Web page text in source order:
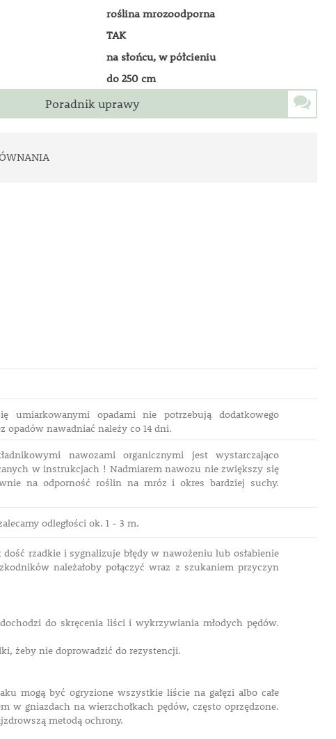
roślina mrozoodporna
TAK
na słońcu, w półcieniu
do 250 cm
Poradnik uprawy
umiarkowanymi opadami nie potrzebują dodatkowego
opadów nawadniać należy co 14 dni.
nawozami organicznymi jest wystarczająco
w instrukcjach ! Nadmiarem nawozu nie zwiększy się
na odporność roślin na mróz i okres bardziej suchy.
odległości ok. 1 - 3 m.
rzadkie i sygnalizuje błędy w nawożeniu lub osłabienie
należałoby połączyć wraz z szukaniem przyczyn
do skręcenia liści i wykrzywiania młodych pędów.
żeby nie doprowadzić do rezystencji.
mogą być ogryzione wszystkie liście na gałęzi albo całe
w gniazdach na wierzchołkach pędów, często oprzędzone.
metodą ochrony.